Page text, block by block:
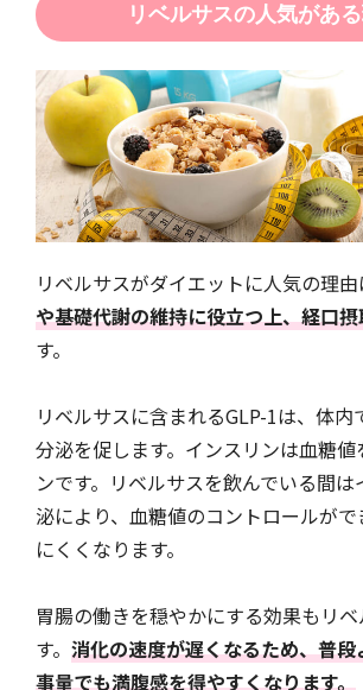
リベルサスの人気があ
リベルサスがダイエットに人気の理由
や基礎代謝の維持に役立つ上、経口
す。
リベルサスに含まれるGLP-1は、体内
分泌を促します。インスリンは血糖
ンです。リベルサスを飲んでいる間
泌により、血糖値のコントロールが
にくくなります。
胃腸の働きを穏やかにする効果もリ
す。 消化の速度が遅くなるため、普
事量でも満腹感を得やすくなります。